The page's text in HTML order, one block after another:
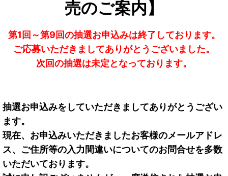
売のご案内】
第1回～第9回の抽選お申込みは終了しております。
ご応募いただきましてありがとうございました。
次回の抽選は未定となっております。
抽選お申込みをしていただきましてありがとうござい
ます。
現在、お申込みいただきましたお客様のメールアドレ
ス、ご住所等の入力間違いについてのお問合せを多数
いただいております。